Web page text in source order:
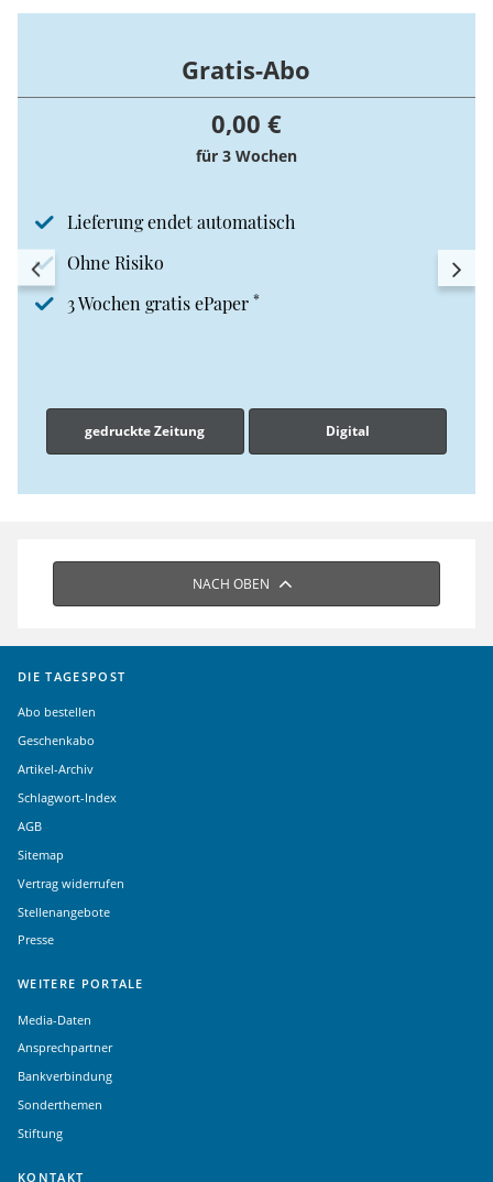
Gratis-Abo
0,00 €
für 3 Wochen
Lieferung endet automatisch
Ohne Risiko
3 Wochen gratis ePaper *
gedruckte Zeitung Digital
NACH OBEN
DIE TAGESPOST
Abo bestellen
Geschenkabo
Artikel-Archiv
Schlagwort-Index
AGB
Sitemap
Vertrag widerrufen
Stellenangebote
Presse
WEITERE PORTALE
Media-Daten
Ansprechpartner
Bankverbindung
Sonderthemen
Stiftung
KONTAKT